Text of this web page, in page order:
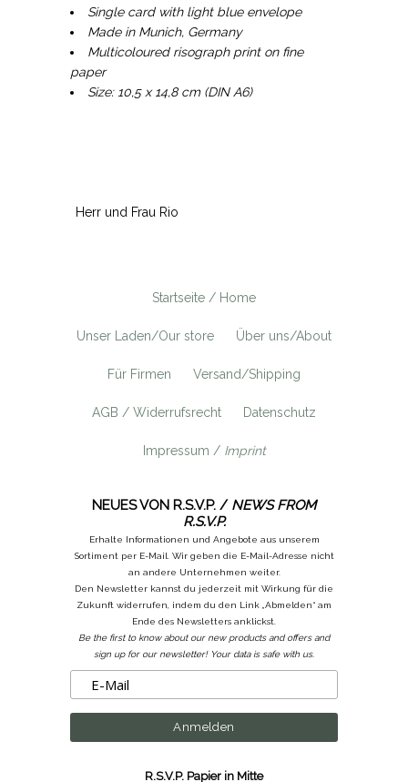
Single card with light blue envelope
Made in Munich, Germany
Multicoloured risograph print on fine
paper
Size: 10,5 x 14,8 cm (DIN A6)
Herr und Frau Rio
Startseite / Home
Unser Laden/Our store Über uns/About
Für Firmen Versand/Shipping
AGB / Widerrufsrecht Datenschutz
Impressum / Imprint
NEUES VON R.S.V.P. / NEWS FROM
R.S.V.P.
Erhalte Informationen und Angebote aus unserem
Sortiment per E-Mail. Wir geben die E-Mail-Adresse nicht
an andere Unternehmen weiter.
Den Newsletter kannst du jederzeit mit Wirkung für die
Zukunft widerrufen, indem du den Link „Abmelden“ am
Ende des Newsletters anklickst.
Be the first to know about our new products and offers and
sign up for our newsletter! Your data is safe with us.
R.S.V.P. Papier in Mitte